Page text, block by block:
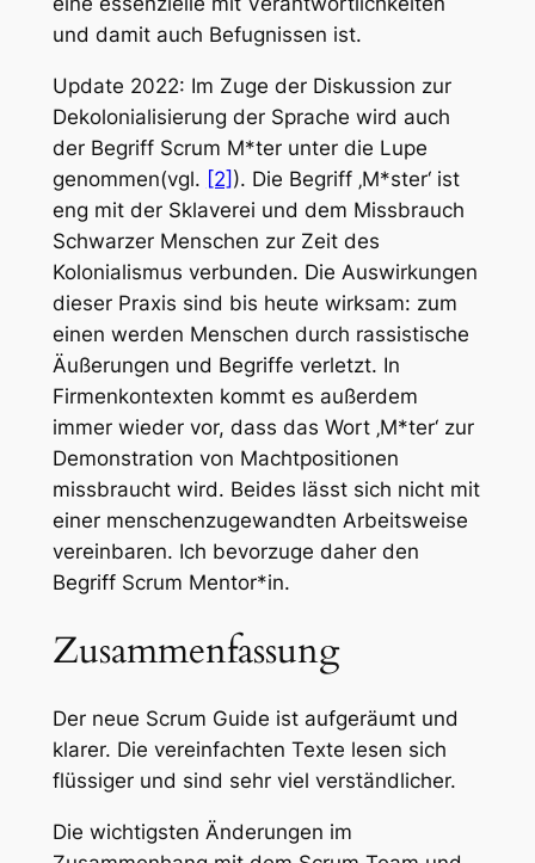
und damit auch Befugnissen ist.
Update 2022: Im Zuge der Diskussion zur
Dekolonialisierung der Sprache wird auch
der Begriff Scrum M*ter unter die Lupe
genommen(vgl. [2] ). Die Begriff ‚M*ster‘ ist
eng mit der Sklaverei und dem Missbrauch
Schwarzer Menschen zur Zeit des
Kolonialismus verbunden. Die Auswirkungen
dieser Praxis sind bis heute wirksam: zum
einen werden Menschen durch rassistische
Äußerungen und Begriffe verletzt. In
Firmenkontexten kommt es außerdem
immer wieder vor, dass das Wort ‚M*ter‘ zur
Demonstration von Machtpositionen
missbraucht wird. Beides lässt sich nicht mit
einer menschenzugewandten Arbeitsweise
vereinbaren. Ich bevorzuge daher den
Begriff Scrum Mentor*in.
Zusammenfassung
Der neue Scrum Guide ist aufgeräumt und
klarer. Die vereinfachten Texte lesen sich
flüssiger und sind sehr viel verständlicher.
Die wichtigsten Änderungen im